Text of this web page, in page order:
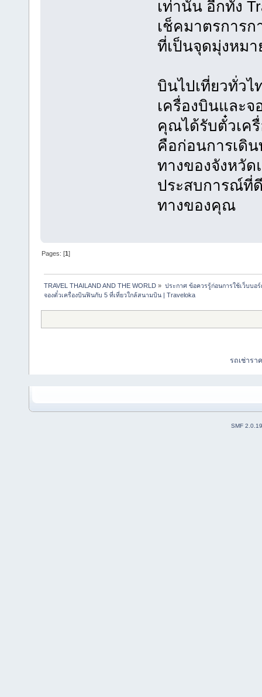
เท่านั้น อีกทั้ง
เช็คมาตรการก
ที่เป็นจุดมุ่งหมา
บินไปเที่ยวทั่ว
เครื่องบินและจ
คุณได้รับตั๋วเค
คือก่อนการเดิ
ทางของจังหวัด
ประสบการณ์ที่
ทางของคุณ
Pages: [1]
TRAVEL THAILAND AND THE WORLD » ประกาศ ข้อควรรู้ก่อนการใช้เว็บบอร์
จองตั๋วเครื่องบินฟินกับ 5 ที่เที่ยวใกล้สนามบิน | Traveloka
รถเช่าร
SMF 2.0.19